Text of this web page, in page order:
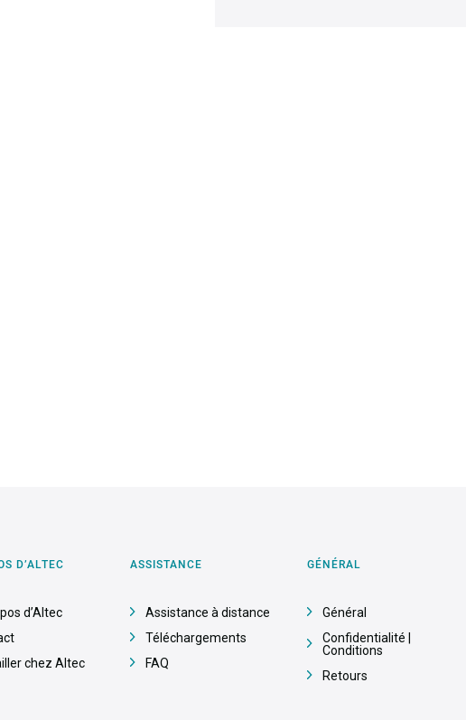
D’ALTEC
d’Altec
chez Altec
ASSISTANCE
Assistance à distance
Téléchargements
FAQ
GÉNÉRAL
Général
Confidentialité |
Conditions
Retours